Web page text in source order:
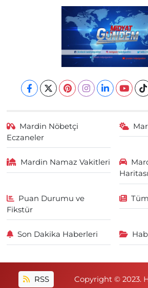
Mardin Nöbetçi
Eczaneler
Mardin Namaz Vakitleri
Haritası
Puan Durumu ve
Fikstür
Son Dakika Haberleri
RSS Copyright © 2023.